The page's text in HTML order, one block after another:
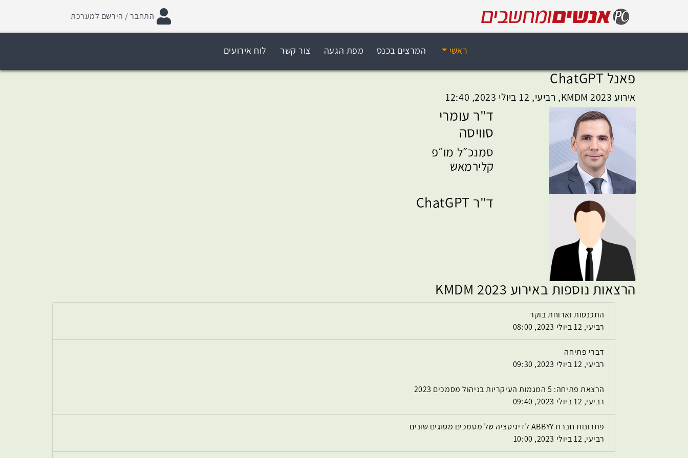
התחבר / הירשם למערכת
ראשי המרצים בכנס מפת הגעה צור קשר לוח אירועים
פאנל ChatGPT
אירוע KMDM 2023, רביעי, 12 ביולי 2023, 12:40
ד"ר עומרי
סוויסה
סמנכ״ל מו״פ
קלירמאש
ד"ר ChatGPT
הרצאות נוספות באירוע KMDM 2023
התכנסות וארוחת בוקר
רביעי, 12 ביולי 2023, 08:00
דברי פתיחה
רביעי, 12 ביולי 2023, 09:30
הרצאת פתיחה: 5 המגמות העיקריות בניהול מסמכים 2023
רביעי, 12 ביולי 2023, 09:40
פתרונות חברת ABBYY לדיגיטציה של מסמכים מסוגים שונים
רביעי, 12 ביולי 2023, 10:00